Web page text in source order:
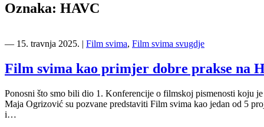
Oznaka: HAVC
― 15. travnja 2025. | Film svima, Film svima svugdje
Film svima kao primjer dobre prakse na
Ponosni što smo bili dio 1. Konferencije o filmskoj pismenosti koju
Maja Ogrizović su pozvane predstaviti Film svima kao jedan od 5
i…